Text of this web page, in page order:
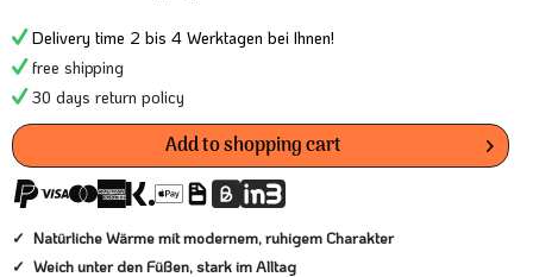
Delivery time 2 bis 4 Werktagen bei Ihnen!
free shipping
30 days return policy
Add toshopping cart
Natürliche Wärme mit modernem, ruhigem Charakter
Weich unter den Füßen, stark im Alltag